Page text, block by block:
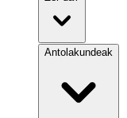
Antolakundeak